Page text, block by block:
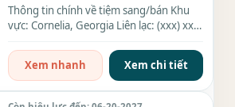
Thông tin chính về tiệm sang/bán Khu
vực: Cornelia, Georgia Liên lạc: (xxx) xxx-
Xem nhanh
Xem chi tiết